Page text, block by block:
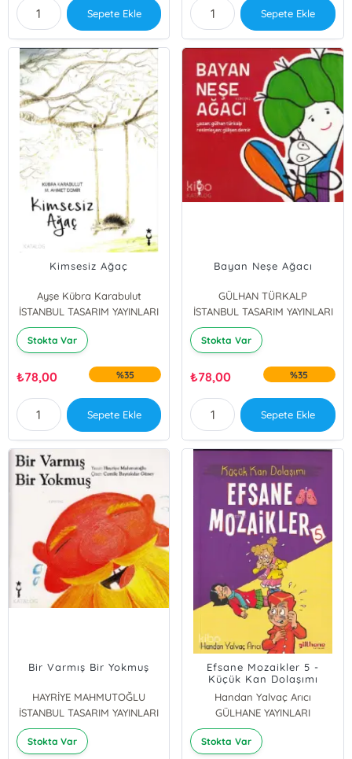
Sepete Ekle Sepete Ekle
Kimsesiz Ağaç
Ayşe Kübra Karabulut
AHMET DEMİR
İSTANBUL TASARIM YAYINLARI
Stokta Var
₺78,00 %35
Sepete Ekle
Bayan Neşe Ağacı
GÜLHAN TÜRKALP
İSTANBUL TASARIM YAYINLARI
Stokta Var
₺78,00 %35
Sepete Ekle
Bir Varmış Bir Yokmuş
HAYRİYE MAHMUTOĞLU
İSTANBUL TASARIM YAYINLARI
Stokta Var
Efsane Mozaikler 5 -
Küçük Kan Dolaşımı
Handan Yalvaç Arıcı
GÜLHANE YAYINLARI
Stokta Var